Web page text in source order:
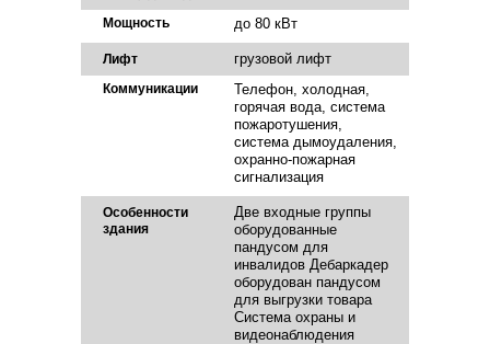
Мощность до 80 кВт
Лифт грузовой лифт
Коммуникации
Телефон, холодная,
горячая вода, система
пожаротушения,
система дымоудаления,
охранно-пожарная
сигнализация
Особенности
здания
Две входные группы
оборудованные
пандусом для
инвалидов Дебаркадер
оборудован пандусом
для выгрузки товара
Система охраны и
видеонаблюдения